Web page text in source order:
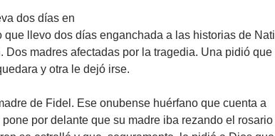
dos días en
que llevo dos días enganchada a las historias de Nati
Dos madres afectadas por la tragedia. Una pidió que
y otra le dejó irse.
de Fidel. Ese onubense huérfano que cuenta a
por delante que su madre iba rezando el rosario